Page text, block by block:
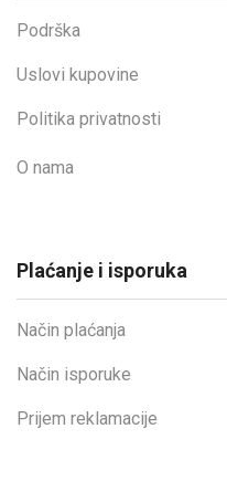
Podrška
Uslovi kupovine
Politika privatnosti
O nama
Plaćanje i isporuka
Način plaćanja
Način isporuke
Prijem reklamacije